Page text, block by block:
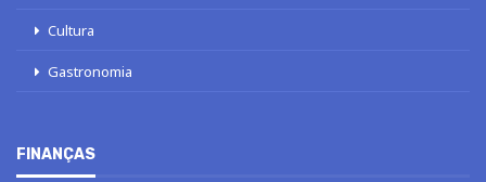
Cultura
Gastronomia
FINANÇAS